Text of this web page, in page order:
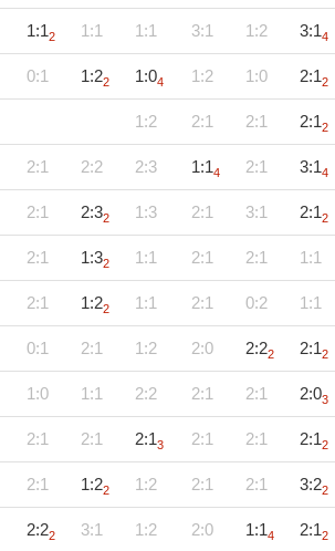
1:12 1:1 1:1 3:1 1:2 3:14
0:1 1:22 1:04 1:2 1:0 2:12
1:2 2:1 2:1 2:12
2:1 2:2 2:3 1:14 2:1 3:14
2:1 2:32 1:3 2:1 3:1 2:12
2:1 1:32 1:1 2:1 2:1 1:1
2:1 1:22 1:1 2:1 0:2 1:1
0:1 2:1 1:2 2:0 2:22 2:12
1:0 1:1 2:2 2:1 2:1 2:03
2:1 2:1 2:13 2:1 2:1 2:12
2:1 1:22 1:2 2:1 2:1 3:22
2:22 3:1 1:2 2:0 1:14 2:12